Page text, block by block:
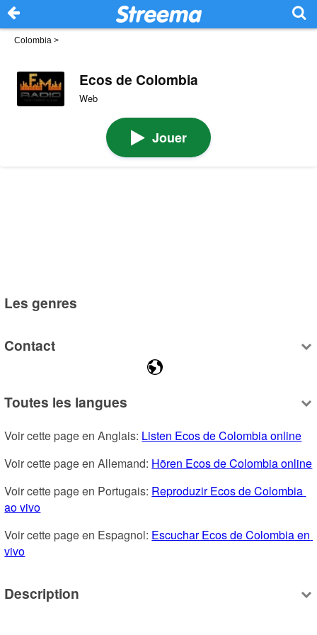
Colombia >
Ecos de Colombia
Web
Jouer
Les genres
Contact
Toutes les langues
Voir cette page en Anglais: Listen Ecos de Colombia online
Voir cette page en Allemand: Hören Ecos de Colombia online
Voir cette page en Portugais: Reproduzir Ecos de Colombia
ao vivo
Voir cette page en Espagnol: Escuchar Ecos de Colombia en
vivo
Description